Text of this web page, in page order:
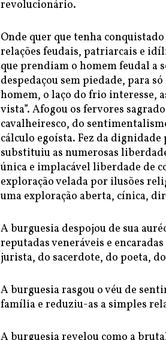
revolucionário.
Onde quer que tenha
relações feudais, patriarcais e
que prendiam o homem feudal a
despedaçou sem piedade, para
homem, o laço do frio interesse,
vista”. Afogou os fervores
cavalheiresco, do
cálculo egoísta. Fez da
substituiu as numerosas
única e implacável liberdade de
exploração velada por ilusões
uma exploração aberta, cínica,
A burguesia despojou de sua
reputadas veneráveis e
jurista, do sacerdote, do poeta,
A burguesia rasgou o véu de
família e reduziu-as a simples